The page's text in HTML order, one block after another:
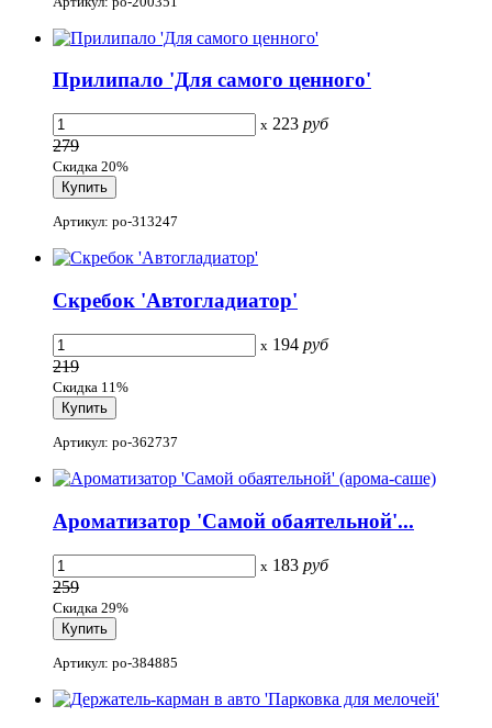
Прилипало 'Для самого ценного'
x 223 руб
279
Скидка 20%
Артикул: po-313247
Скребок 'Автогладиатор'
x 194 руб
219
Скидка 11%
Артикул: po-362737
Ароматизатор 'Самой обаятельной'...
x 183 руб
259
Скидка 29%
Артикул: po-384885